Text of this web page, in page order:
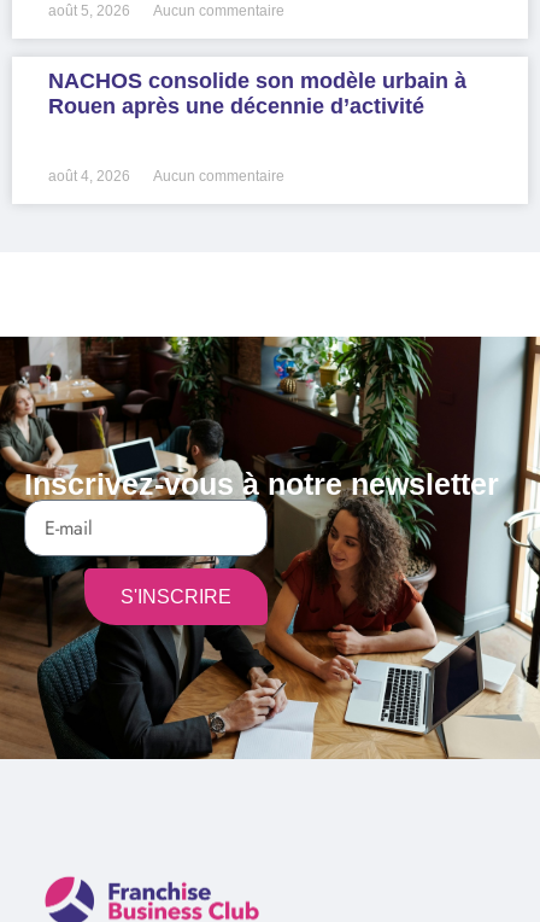
août 5, 2026 Aucun commentaire
NACHOS consolide son modèle urbain à
Rouen après une décennie d’activité
août 4, 2026 Aucun commentaire
Inscrivez-vous à notre newsletter
S'INSCRIRE
Alternative: